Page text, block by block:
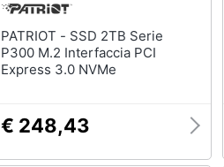
PATRIOT - SSD 2TB Serie
P300 M.2 Interfaccia PCI
Express 3.0 NVMe
€ 248,43